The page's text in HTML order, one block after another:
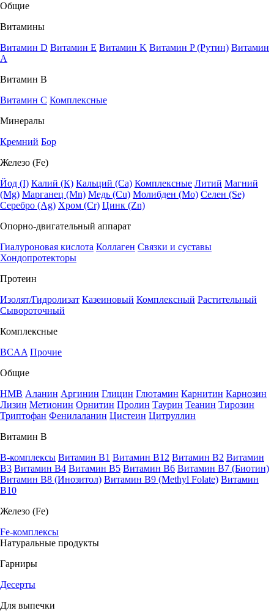
Общие
Витамины
Витамин D Витамин E Витамин K Витамин P (Рутин) Витамин
А
Витамин В
Витамин C Комплексные
Минералы
Кремний Бор
Железо (Fe)
Йод (I) Калий (К) Кальций (Са) Комплексные Литий Магний
(Mg) Марганец (Mn) Медь (Сu) Молибден (Мо) Селен (Se)
Серебро (Ag) Хром (Cr) Цинк (Zn)
Опорно-двигательный аппарат
Гиалуроновая кислота Коллаген Связки и суставы
Хондопротекторы
Протеин
Изолят/Гидролизат Казеиновый Комплексный Растительный
Сывороточный
Комплексные
BCAA Прочие
Общие
HMB Аланин Аргинин Глицин Глютамин Карнитин Карнозин
Лизин Метионин Орнитин Пролин Таурин Теанин Тирозин
Триптофан Фенилаланин Цистеин Цитруллин
Витамин В
B-комплексы Витамин B1 Витамин B12 Витамин B2 Витамин
B3 Витамин B4 Витамин B5 Витамин B6 Витамин B7 (Биотин)
Витамин B8 (Инозитол) Витамин B9 (Methyl Folate) Витамин
В10
Железо (Fe)
Fe-комплексы
Натуральные продукты
Гарниры
Десерты
Для выпечки